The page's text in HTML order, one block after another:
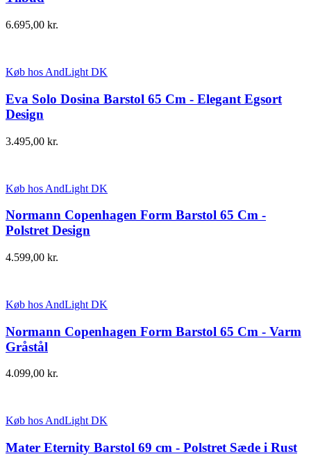
6.695,00 kr.
Køb hos AndLight DK
Eva Solo Dosina Barstol 65 Cm - Elegant Egsort
Design
3.495,00 kr.
Køb hos AndLight DK
Normann Copenhagen Form Barstol 65 Cm -
Polstret Design
4.599,00 kr.
Køb hos AndLight DK
Normann Copenhagen Form Barstol 65 Cm - Varm
Gråstål
4.099,00 kr.
Køb hos AndLight DK
Mater Eternity Barstol 69 cm - Polstret Sæde i Rust